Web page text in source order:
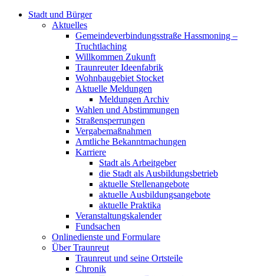
Stadt und Bürger
Aktuelles
Gemeindeverbindungsstraße Hassmoning –
Truchtlaching
Willkommen Zukunft
Traunreuter Ideenfabrik
Wohnbaugebiet Stocket
Aktuelle Meldungen
Meldungen Archiv
Wahlen und Abstimmungen
Straßensperrungen
Vergabemaßnahmen
Amtliche Bekanntmachungen
Karriere
Stadt als Arbeitgeber
die Stadt als Ausbildungsbetrieb
aktuelle Stellenangebote
aktuelle Ausbildungsangebote
aktuelle Praktika
Veranstaltungskalender
Fundsachen
Onlinedienste und Formulare
Über Traunreut
Traunreut und seine Ortsteile
Chronik